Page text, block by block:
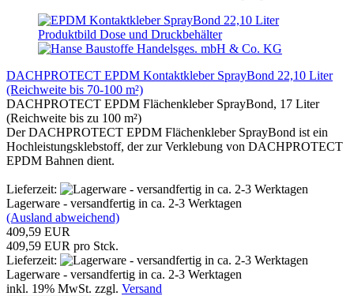
DACHPROTECT EPDM Kontaktkleber SprayBond 22,10 Liter
(Reichweite bis 70-100 m²)
DACHPROTECT EPDM Flächenkleber SprayBond, 17 Liter
(Reichweite bis zu 100 m²)
Der DACHPROTECT EPDM Flächenkleber SprayBond ist ein
Hochleistungsklebstoff, der zur Verklebung von DACHPROTECT
EPDM Bahnen dient.
Lieferzeit:
Lagerware - versandfertig in ca. 2-3 Werktagen
(Ausland abweichend)
409,59 EUR
409,59 EUR pro Stck.
Lieferzeit:
Lagerware - versandfertig in ca. 2-3 Werktagen
inkl. 19% MwSt. zzgl. Versand